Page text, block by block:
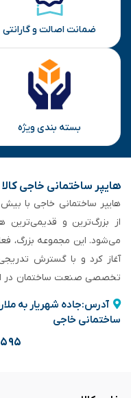
ضمانت اصالت و گارانتی
بسته بندی ویژه
هایپر ساختمانی خاجی‌
از بزرگ‌ترین و قدیمی‌ترین
می‌شود. این مجموعه بزرگ،
آغاز کرد و با گسترش
تخصصی صنعت ساختمان در
آدرس:جاده شهریار به
ساختمانی خاجی